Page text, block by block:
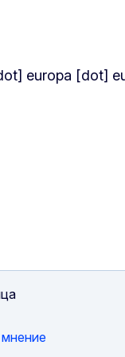
europa [dot]